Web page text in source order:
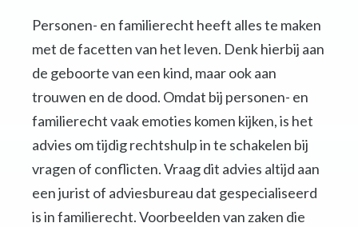
Personen- en familierecht heeft alles te maken
met de facetten van het leven. Denk hierbij aan
de geboorte van een kind, maar ook aan
trouwen en de dood. Omdat bij personen- en
familierecht vaak emoties komen kijken, is het
advies om tijdig rechtshulp in te schakelen bij
vragen of conflicten. Vraag dit advies altijd aan
een jurist of adviesbureau dat gespecialiseerd
is in familierecht. Voorbeelden van zaken die